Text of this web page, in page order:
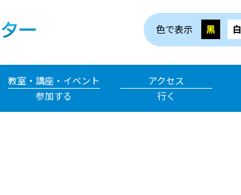
色で表示 黒 白
教室・講座・イベント
参加する
アクセス
行く